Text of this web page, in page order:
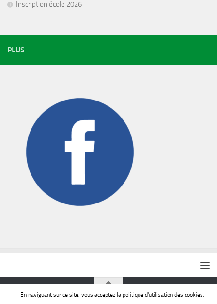
Inscription école 2026
PLUS
En naviguant sur ce site, vous acceptez la politique d'utilisation des cookies.